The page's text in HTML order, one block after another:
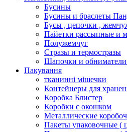
Бусины
Бусины и браслеты
Бусы , цепочки ,
Пайетки рассыпные и
Полужемчуг
Стразы и термостразы
Шапочки и обниматели
Пакування
тканинні мішечки
Контейнеры для
Коробка Блистер
Коробки с окошком
Металлические
Пакеты упаковочные (